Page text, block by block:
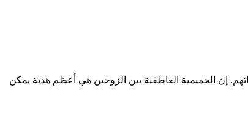
إن الحميمية العاطفية بين الزوجين هي أعظم هدية يمكن